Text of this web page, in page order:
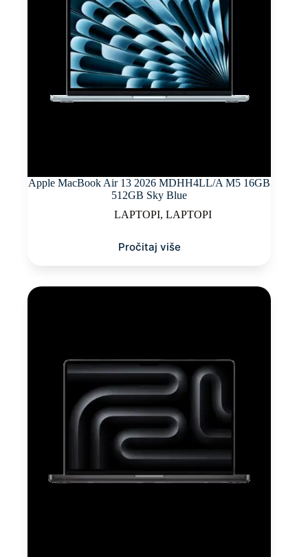
Apple MacBook Air 13 2026 MDHH4LL/A M5 16GB
512GB Sky Blue
LAPTOPI,LAPTOPI
Pročitaj više